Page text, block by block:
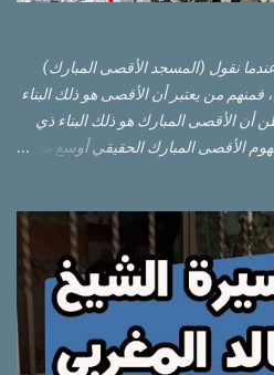
نقول (المسجد الأقصى المبارك)
من يعتبر أن الأقصى هو ذلك البناء
أن الأقصى المبارك هو ذلك البناء ذي
الأقصى المبارك الحقيقي أوسع من
مدينة القدس القديمة المسورة (البلدة
فيالضفة الغربية. والمسجد الأقصى له
سور أيضاً وهو على شكل مضلع غير منتظم مساحته حوالي 144 دونم (144
حارات البلدة القديمة – القدس
العتيقة كما هي اليوم يشمل المسجد الأقصى: قبة الصخرة المشرفة، (ذات
القلب بالنسبة للمسجد الأقصى